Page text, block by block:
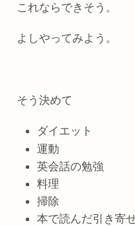
これならできそう。
よしやってみよう。
そう決めて
ダイエット
運動
英会話の勉強
料理
掃除
本で読んだ引き寄